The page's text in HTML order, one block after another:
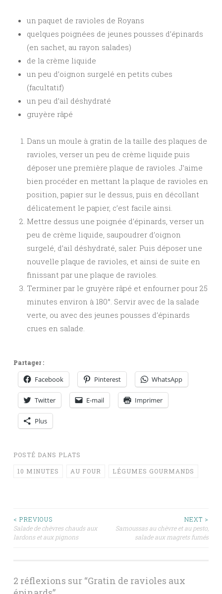
un paquet de ravioles de Royans
quelques poignées de jeunes pousses d’épinards
(en sachet, au rayon salades)
de la crème liquide
un peu d’oignon surgelé en petits cubes
(facultatif)
un peu d’ail déshydraté
gruyère râpé
Dans un moule à gratin de la taille des plaques de
ravioles, verser un peu de crème liquide puis
déposer une première plaque de ravioles. J’aime
bien procéder en mettant la plaque de ravioles en
position, papier sur le dessus, puis en décollant
délicatement le papier, c’est facile ainsi.
Mettre dessus une poignée d’épinards, verser un
peu de crème liquide, saupoudrer d’oignon
surgelé, d’ail déshydraté, saler. Puis déposer une
nouvelle plaque de ravioles, et ainsi de suite en
finissant par une plaque de ravioles.
Terminer par le gruyère râpé et enfourner pour 25
minutes environ à 180°. Servir avec de la salade
verte, ou avec des jeunes pousses d’épinards
crues en salade.
Partager :
Facebook Pinterest WhatsApp
Twitter E-mail Imprimer
Plus
POSTÉ DANS PLATS
10 MINUTES AU FOUR LÉGUMES GOURMANDS
Navigation
des
< PREVIOUS
Salade de chèvres chauds aux
lardons et aux pignons
NEXT >
Samoussas au chèvre et au pesto,
salade aux magrets fumés
2 réflexions sur “Gratin de ravioles aux